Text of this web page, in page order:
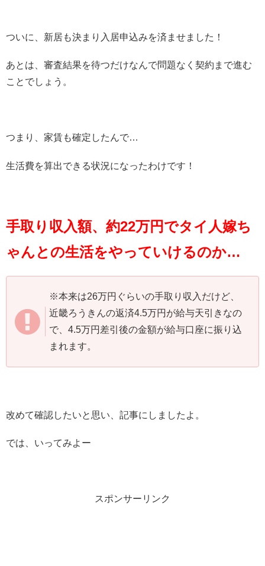
ついに、新居も決まり入居申込みを済ませました！
あとは、審査結果を待つだけなんで問題なく契約まで進む
ことでしょう。
つまり、家賃も確定したんで…
生活費を算出できる状況になったわけです！
手取り収入額、約22万円でタイ人嫁ち
ゃんとの生活をやっていけるのか…
※本来は26万円ぐらいの手取り収入だけど、
近畿ろうきんの返済4.5万円が給与天引きなの
で、4.5万円差引後の金額が給与口座に振り込
まれます。
改めて確認したいと思い、記事にしましたよ。
では、いってみよー
スポンサーリンク